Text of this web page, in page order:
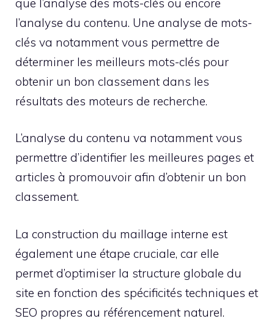
l’analyse du contenu. Une analyse de mots-
clés va notamment vous permettre de
déterminer les meilleurs mots-clés pour
obtenir un bon classement dans les
résultats des moteurs de recherche.
L’analyse du contenu va notamment vous
permettre d’identifier les meilleures pages et
articles à promouvoir afin d’obtenir un bon
classement.
La construction du maillage interne est
également une étape cruciale, car elle
permet d’optimiser la structure globale du
site en fonction des spécificités techniques et
SEO propres au référencement naturel.